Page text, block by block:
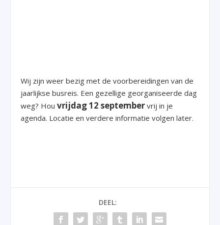
Wij zijn weer bezig met de voorbereidingen van de
jaarlijkse busreis. Een gezellige georganiseerde dag
weg? Houvrijdag 12 september vrij in je
agenda. Locatie en verdere informatie volgen later.
DEEL: